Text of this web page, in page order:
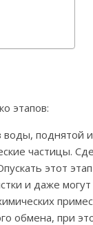
этапов:
поднятой
частицы.
этот
и даже могут
обмена, при